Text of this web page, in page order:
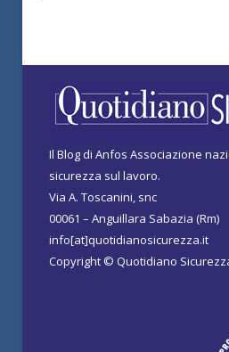
Il Blog di Anfos Associazione
sicurezza sul lavoro.
Via A. Toscanini, snc
00061 – Anguillara Sabazia (Rm)
info[at]quotidianosicurezza.it
Copyright © Quotidiano